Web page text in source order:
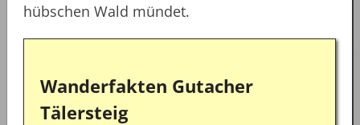
hübschen Wald mündet.
Wanderfakten Gutacher
Tälersteig